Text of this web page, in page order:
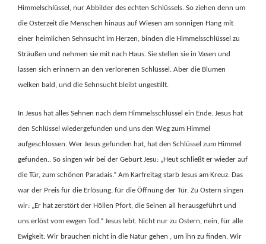
Himmelschlüssel, nur Abbilder des echten Schlüssels. So ziehen denn um
die Osterzeit die Menschen hinaus auf Wiesen am sonnigen Hang mit
einer heimlichen Sehnsucht im Herzen, binden die Himmelsschlüssel zu
Sträußen und nehmen sie mit nach Haus. Sie stellen sie in Vasen und
lassen sich erinnern an den verlorenen Schlüssel. Aber die Blumen
welken bald, und die Sehnsucht bleibt ungestillt.
In Jesus hat alles Sehnen nach dem Himmelsschlüssel ein Ende. Jesus hat
den Schlüssel wiedergefunden und uns den Weg zum Himmel
aufgeschlossen. Wer Jesus gefunden hat, hat den Schlüssel zum Himmel
gefunden.. So singen wir bei der Geburt Jesu: „Heut schließt er wieder auf
die Tür, zum schönen Paradais.“ Am Karfreitag starb Jesus am Kreuz. Das
war der Preis für die Erlösung, für die Öffnung der Tür. Zu Ostern singen
wir: „Er hat zerstört der Höllen Pfort, die Seinen all herausgeführt und
uns erlöst vom ewgen Tod.“ Jesus lebt. Nicht nur zu Ostern, nein, für alle
Ewigkeit. Wir brauchen nicht in die Natur gehen , um ihn zu finden. Wir